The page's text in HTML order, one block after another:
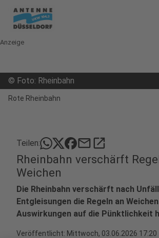
Anzeige
© Foto: Rheinbahn
Rote Rheinbahn
Teilen: mailopen_in_new
Rheinbahn verschärft
Weichen
Die Rheinbahn verschärft nach
Entgleisungen die Regeln an
Auswirkungen auf die Pünktlichkeit
Veröffentlicht: Mittwoch, 03.06.2026 17:20